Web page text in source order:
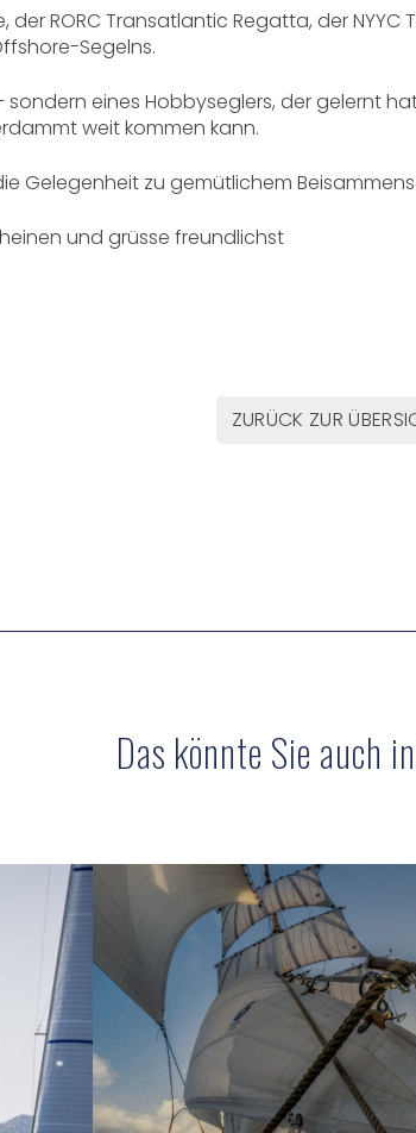
der RORC Transatlantic Regatta, der
Segelns.
sondern eines Hobbyseglers, der gelernt
weit kommen kann.
Gelegenheit zu gemütlichem
und grüsse freundlichst
ZURÜCK ZUR
Das könnte Sie auch